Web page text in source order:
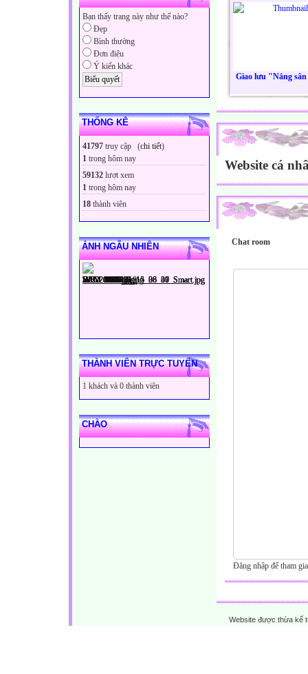
Bạn thấy trang này như thế nào?
Đẹp
Bình thường
Đơn điệu
Ý kiến khác
THỐNG KÊ
41797 truy cập (chi tiết)
1 trong hôm nay
59132 lượt xem
1 trong hôm nay
18 thành viên
ẢNH NGẪU NHIÊN
THÀNH VIÊN TRỰC TUYẾN
1 khách và 0 thành viên
CHÀO
Giao lưu "Nắng
Website cá
Chat room
Đăng nhập để tham gia
Website được thừa kế